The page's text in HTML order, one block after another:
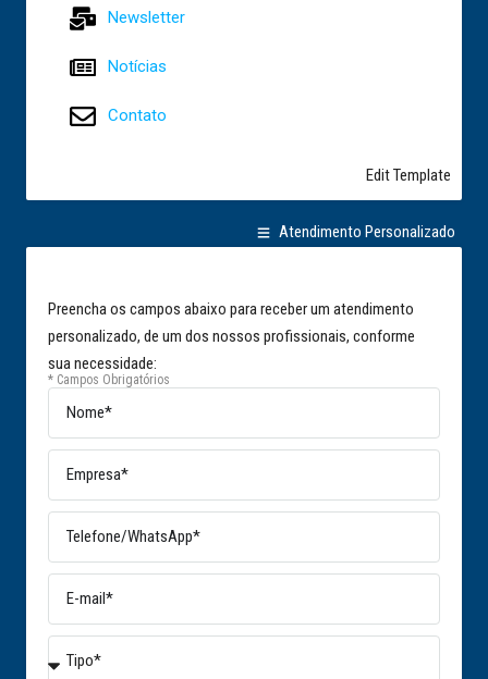
Newsletter
Notícias
Contato
Edit Template
Atendimento Personalizado
Preencha os campos abaixo para receber um atendimento
personalizado, de um dos nossos profissionais, conforme
sua necessidade:
* Campos Obrigatórios